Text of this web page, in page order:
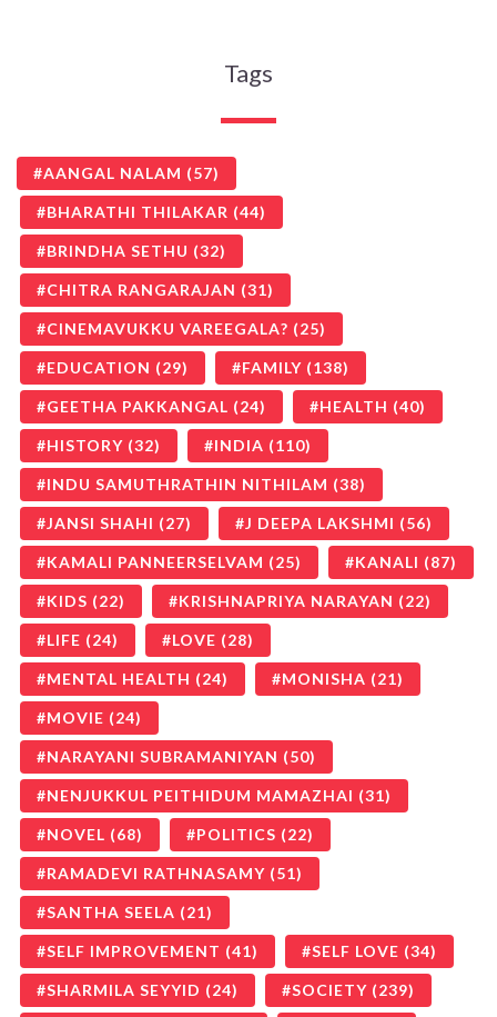
Tags
AANGAL NALAM (57)
BHARATHI THILAKAR (44)
BRINDHA SETHU (32)
CHITRA RANGARAJAN (31)
CINEMAVUKKU VAREEGALA? (25)
EDUCATION (29) FAMILY (138)
GEETHA PAKKANGAL (24) HEALTH (40)
HISTORY (32) INDIA (110)
INDU SAMUTHRATHIN NITHILAM (38)
JANSI SHAHI (27) J DEEPA LAKSHMI (56)
KAMALI PANNEERSELVAM (25) KANALI (87)
KIDS (22) KRISHNAPRIYA NARAYAN (22)
LIFE (24) LOVE (28)
MENTAL HEALTH (24) MONISHA (21)
MOVIE (24)
NARAYANI SUBRAMANIYAN (50)
NENJUKKUL PEITHIDUM MAMAZHAI (31)
NOVEL (68) POLITICS (22)
RAMADEVI RATHNASAMY (51)
SANTHA SEELA (21)
SELF IMPROVEMENT (41) SELF LOVE (34)
SHARMILA SEYYID (24) SOCIETY (239)